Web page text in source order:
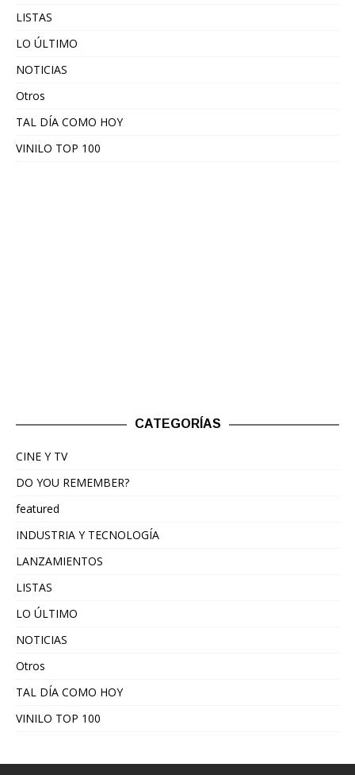
LISTAS
LO ÚLTIMO
NOTICIAS
Otros
TAL DÍA COMO HOY
VINILO TOP 100
CATEGORÍAS
CINE Y TV
DO YOU REMEMBER?
featured
INDUSTRIA Y TECNOLOGÍA
LANZAMIENTOS
LISTAS
LO ÚLTIMO
NOTICIAS
Otros
TAL DÍA COMO HOY
VINILO TOP 100